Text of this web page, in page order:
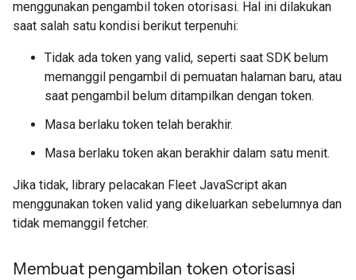
menggunakan pengambil token otorisasi. Hal ini dilakukan
saat salah satu kondisi berikut terpenuhi:
Tidak ada token yang valid, seperti saat SDK belum
memanggil pengambil di pemuatan halaman baru, atau
saat pengambil belum ditampilkan dengan token.
Masa berlaku token telah berakhir.
Masa berlaku token akan berakhir dalam satu menit.
Jika tidak, library pelacakan Fleet JavaScript akan
menggunakan token valid yang dikeluarkan sebelumnya dan
tidak memanggil fetcher.
Membuat pengambilan token otorisasi